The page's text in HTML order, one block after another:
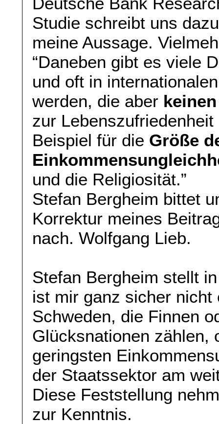
Studie schreibt uns
meine Aussage.
“Daneben gibt es viele
und oft in
werden, die aber keinen
zur
Beispiel für die Größe
und die Religiosität.”
Stefan Bergheim bittet
Korrektur meines
nach. Wolfgang Lieb.
Stefan Bergheim stellt
ist mir ganz sicher nicht
Schweden, die Finnen
Glücksnationen zählen,
geringsten
der Staatssektor am
Diese Feststellung
zur Kenntnis.